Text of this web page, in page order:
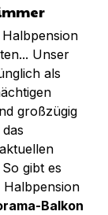
Unser
als
großzügig
gibt es
Balkon